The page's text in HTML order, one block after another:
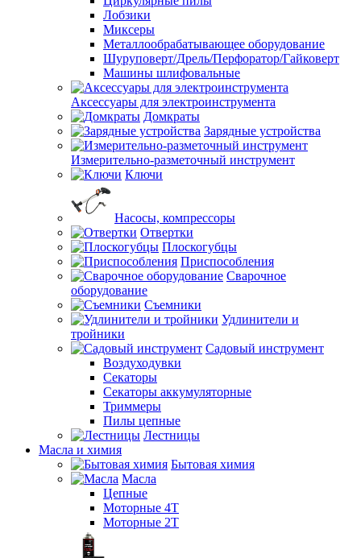
Лобзики
Миксеры
Металлообрабатывающее оборудование
Шуруповерт/Дрель/Перфоратор/Гайковерт
Машины шлифовальные
Аксессуары для электроинструмента
Домкраты
Зарядные устройства
Измерительно-разметочный инструмент
Ключи
Насосы, компрессоры
Отвертки
Плоскогубцы
Приспособления
Сварочное
оборудование
Съемники
Удлинители и
тройники
Садовый инструмент
Воздуходувки
Секаторы
Секаторы аккумуляторные
Триммеры
Пилы цепные
Лестницы
Масла и химия
Бытовая химия
Масла
Цепные
Моторные 4Т
Моторные 2Т